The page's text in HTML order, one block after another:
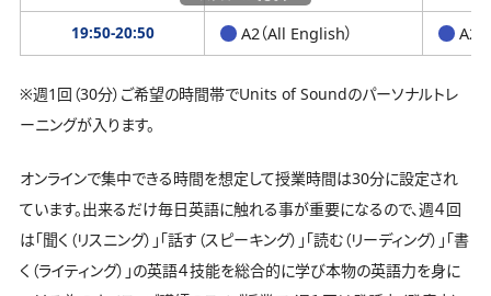
19:50-20:50 A2（All English） A2
※週1回（30分）ご希望の時間帯でUnits of Soundのパーソナルトレ
ーニングが入ります。
オンラインで集中できる時間を想定して授業時間は30分に設定され
ています。出来るだけ毎日英語に触れる事が重要になるので、週４回
は「聞く（リスニング）」「話す（スピーキング）」「読む（リーディング）」「書
く（ライティング）」の英語４技能を総合的に学び本物の英語力を身に